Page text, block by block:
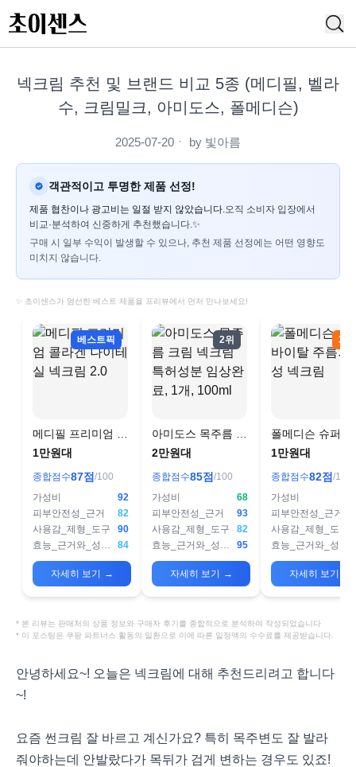
넥크림 추천 및 브랜드 비교 5종 (메디필, 벨라
수, 크림밀크, 아미도스, 폴메디슨)
2025-07-20 ㆍ by 빛아름
객관적이고 투명한 제품 선정!
제품 협찬이나 광고비는 일절 받지 않았습니다.오직 소비자 입장에서
비교·분석하여 신중하게 추천했습니다.✨
구매 시 일부 수익이 발생할 수 있으나, 추천 제품 선정에는 어떤 영향도
미치지 않습니다.
✨ 초이센스가 엄선한 베스트 제품을 프리뷰에서 먼저 만나보세요!
베스트픽
메디필 프리미엄 콜
라겐 나이테 실 넥크
1만원대
종합점수87점 /100
가성비
92
피부안전성_근거
82
사용감_제형_도구
90
효능_근거와_성분설계
84
자세히 보기 →
2위
아미도스 목주름 크
림 넥크림 특허성분
100ml
2만원대
종합점수85점 /100
가성비
68
피부안전성_근거
93
사용감_제형_도구
82
효능_근거와_성분설계
95
자세히 보기 →
3위
폴메디슨 슈퍼바
탈 주름기능성
1만원대
종합점수82점 /100
가성비
피부안전성_근거
사용감_제형_도구
자세히 보기
* 본 리뷰는 판매처의 상품 정보와 구매자 후기를 종합적으로 분석하여 작성되었습니다
* 이 포스팅은 쿠팡 파트너스 활동의 일환으로 이에 따른 일정액의 수수료를 제공받습니다.
안녕하세요~! 오늘은 넥크림에 대해 추천드리려고 합니다
~!
요즘 썬크림 잘 바르고 계신가요? 특히 목주변도 잘 발라
줘야하는데 안발랐다가 목뒤가 검게 변하는 경우도 있죠!